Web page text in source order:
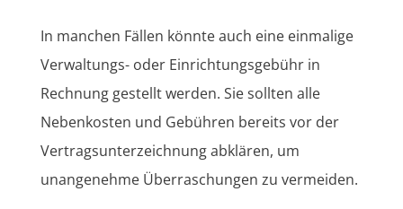
In manchen Fällen könnte auch eine einmalige
Verwaltungs- oder Einrichtungsgebühr in
Rechnung gestellt werden. Sie sollten alle
Nebenkosten und Gebühren bereits vor der
Vertragsunterzeichnung abklären, um
unangenehme Überraschungen zu vermeiden.